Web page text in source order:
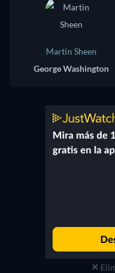
Martin Sheen
George Washington